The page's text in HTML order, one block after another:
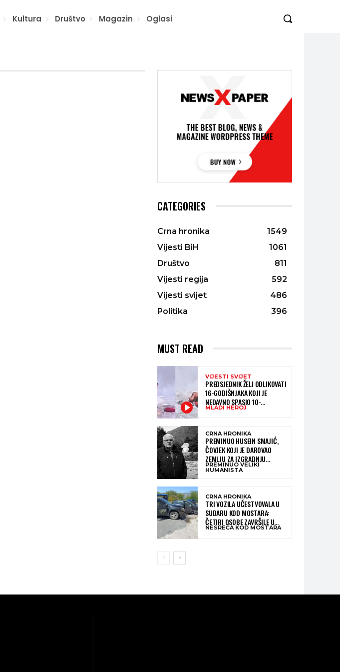
Kultura Društvo Magazin Oglasi
CATEGORIES
Crna hronika
1549
Vijesti BiH
1061
Društvo
811
Vijesti regija
592
Vijesti svijet
486
Politika
396
MUST READ
VIJESTI SVIJET
PREDSJEDNIK ŽELI ODLIKOVATI
16-GODIŠNJAKA KOJI JE
NEDAVNO SPASIO 10-
GODIŠNJEG DJEČAKA IZ
MLADI HEROJ
CRNA HRONIKA
PREMINUO HUSEIN SMAJIĆ,
ČOVJEK KOJI JE DAROVAO
ZEMLJU ZA IZGRADNJU
KATOLIČKE CRKVE U BUGOJNU
PREMINUO VELIKI
HUMANISTA
CRNA HRONIKA
TRI VOZILA UČESTVOVALA U
SUDARU KOD MOSTARA:
ČETIRI OSOBE ZAVRŠILE U
BOLNICI
NESREĆA KOD MOSTARA